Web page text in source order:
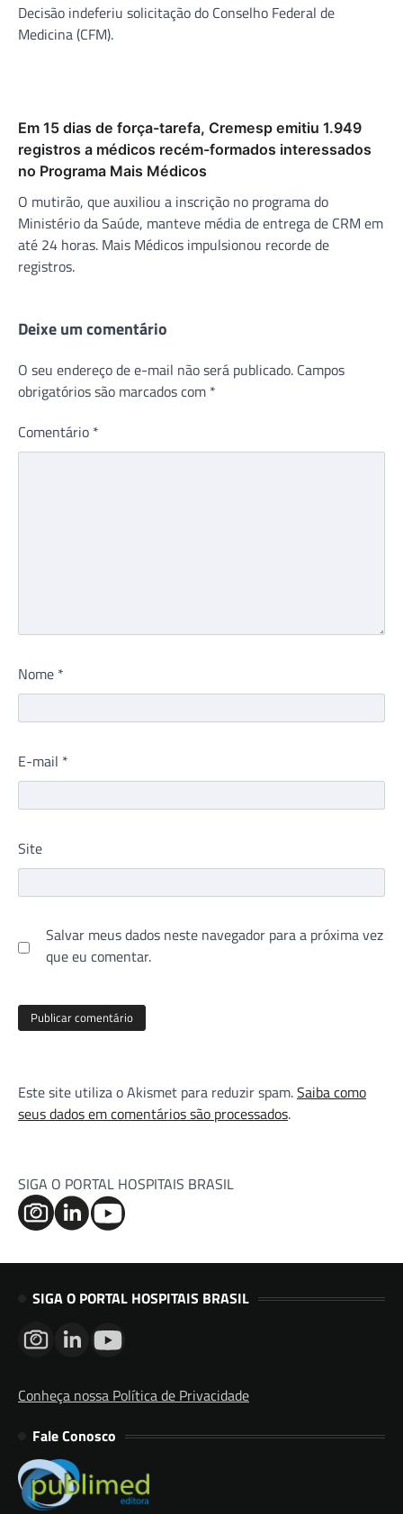
Decisão indeferiu solicitação do Conselho Federal de
Medicina (CFM).
Em 15 dias de força-tarefa, Cremesp emitiu 1.949
registros a médicos recém-formados interessados
no Programa Mais Médicos
O mutirão, que auxiliou a inscrição no programa do
Ministério da Saúde, manteve média de entrega de CRM em
até 24 horas. Mais Médicos impulsionou recorde de
registros.
Deixe um comentário
O seu endereço de e-mail não será publicado. Campos
obrigatórios são marcados com *
Comentário *
Nome *
E-mail *
Site
Salvar meus dados neste navegador para a próxima vez
que eu comentar.
Este site utiliza o Akismet para reduzir spam.Saiba como
seus dados em comentários são processados.
SIGA O PORTAL HOSPITAIS BRASIL
SIGA O PORTAL HOSPITAIS BRASIL
Conheça nossa Política de Privacidade
Fale Conosco